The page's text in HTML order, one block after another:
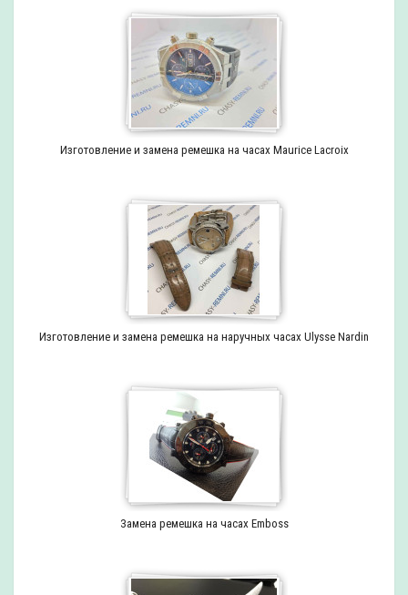
Изготовление и замена ремешка на часах Maurice Lacroix
Изготовление и замена ремешка на наручных часах Ulysse Nardin
Замена ремешка на часах Emboss